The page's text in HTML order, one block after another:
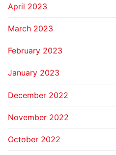
April 2023
March 2023
February 2023
January 2023
December 2022
November 2022
October 2022